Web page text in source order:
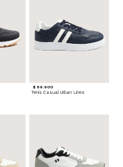
$ 89.900
Tenis Casual Urban Lines